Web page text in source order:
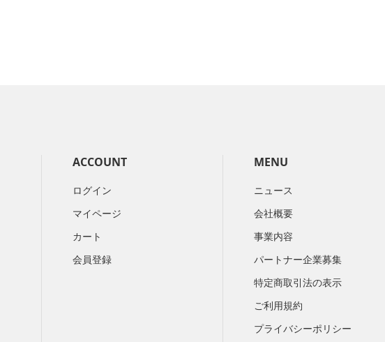
ACCOUNT
ログイン
マイページ
カート
会員登録
MENU
ニュース
会社概要
​事業内容
パートナー企業募集
特定商取引法の表示
ご利用規約
プライバシーポリシー